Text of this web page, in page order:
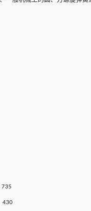
735
430